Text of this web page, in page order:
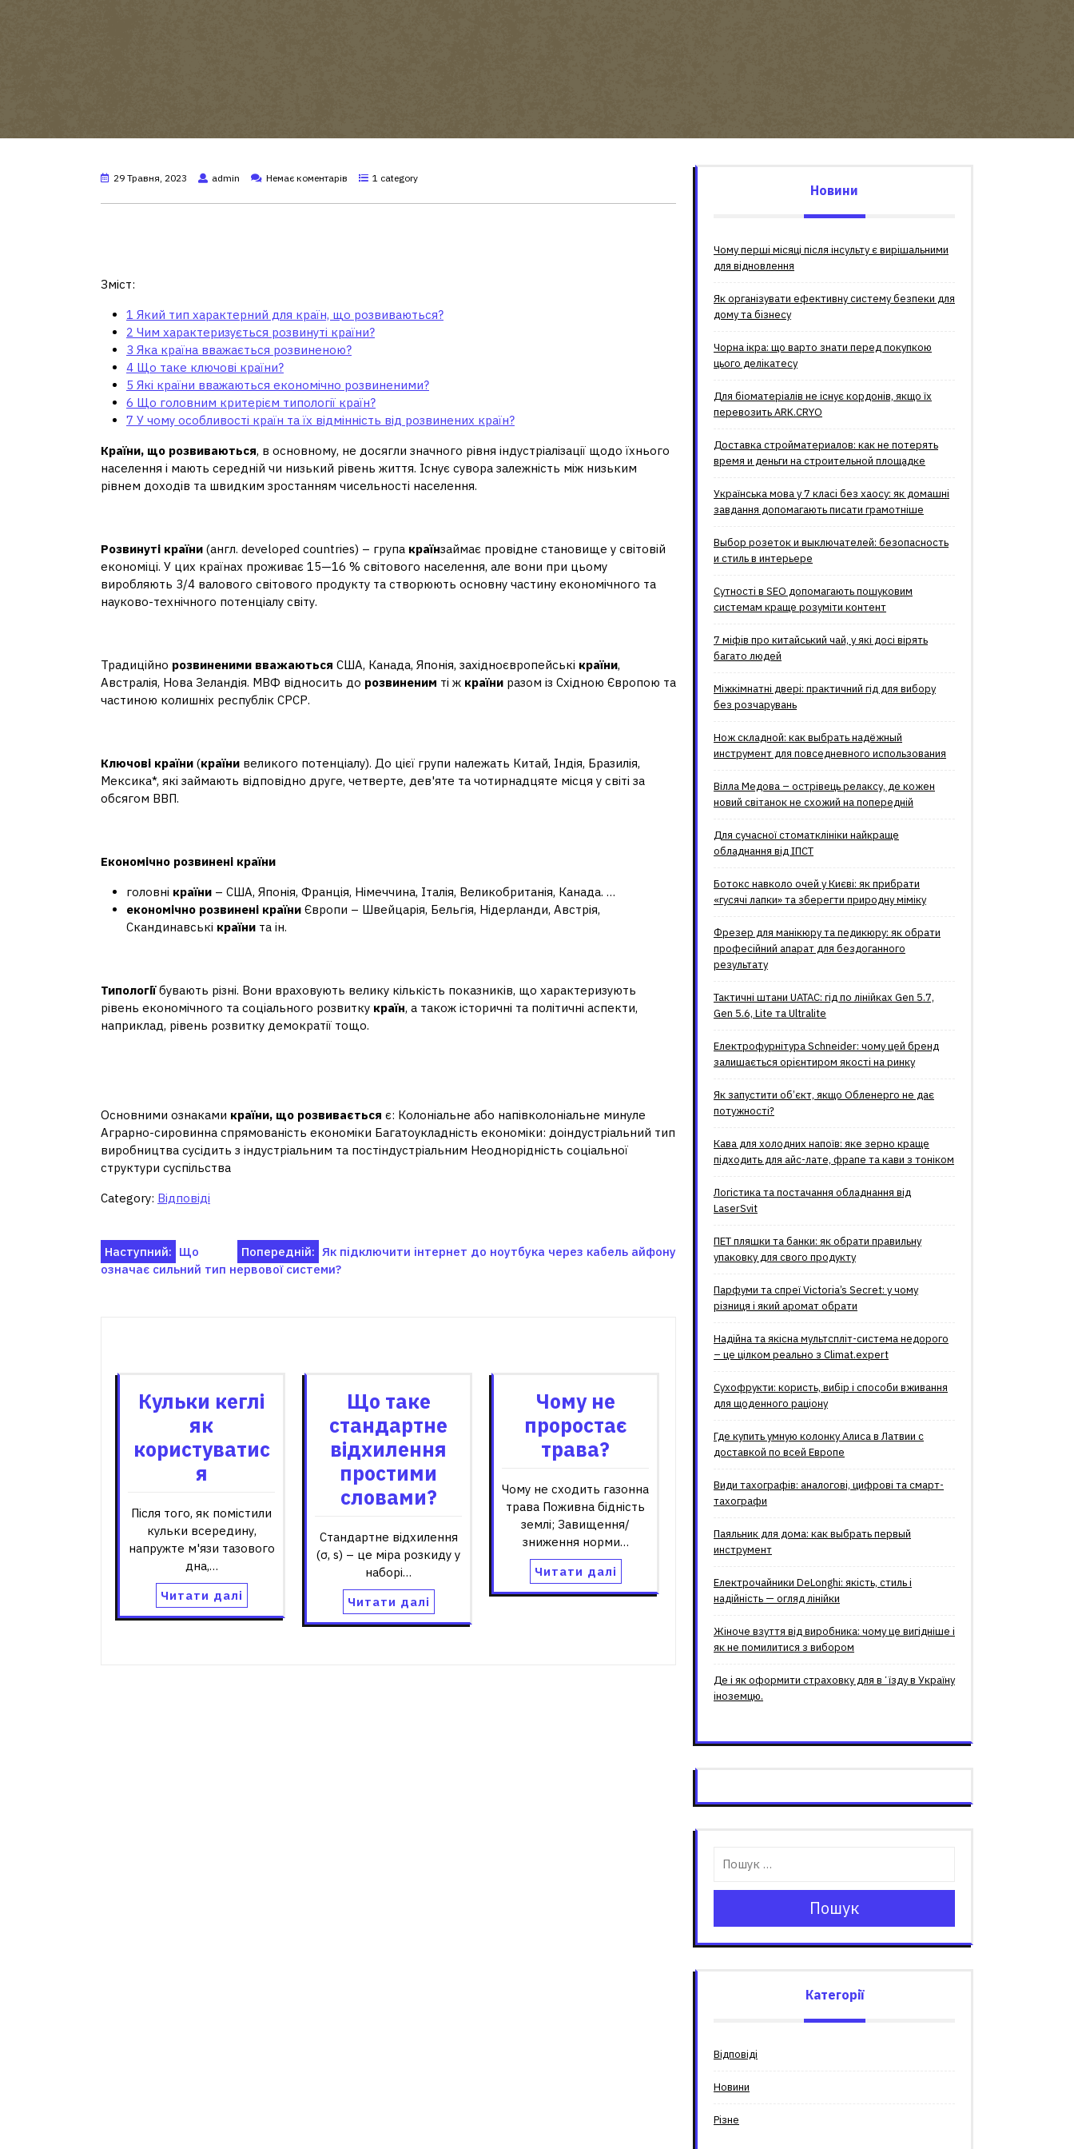
29 Травня, 2023 admin Немає коментарів 1 category
Зміст:
1 Який тип характерний для країн, що розвиваються?
2 Чим характеризується розвинуті країни?
3 Яка країна вважається розвиненою?
4 Що таке ключові країни?
5 Які країни вважаються економічно розвиненими?
6 Що головним критерієм типології країн?
7 У чому особливості країн та їх відмінність від розвинених країн?
Країни, що розвиваються, в основному, не досягли значного рівня індустріалізації щодо їхнього
населення і мають середній чи низький рівень життя. Існує сувора залежність між низьким
рівнем доходів та швидким зростанням чисельності населення.
Розвинуті країни (англ. developed countries) – група країнзаймає провідне становище у світовій
економіці. У цих країнах проживає 15—16 % світового населення, але вони при цьому
виробляють 3/4 валового світового продукту та створюють основну частину економічного та
науково-технічного потенціалу світу.
Традиційно розвиненими вважаються США, Канада, Японія, західноєвропейські країни,
Австралія, Нова Зеландія. МВФ відносить до розвиненим ті ж країни разом із Східною Європою та
частиною колишніх республік СРСР.
Ключові країни (країни великого потенціалу). До цієї групи належать Китай, Індія, Бразилія,
Мексика*, які займають відповідно друге, четверте, дев'яте та чотирнадцяте місця у світі за
обсягом ВВП.
Економічно розвинені країни
головні країни – США, Японія, Франція, Німеччина, Італія, Великобританія, Канада. …
економічно розвинені країни Європи – Швейцарія, Бельгія, Нідерланди, Австрія,
Скандинавські країни та ін.
Типологіїбувають різні. Вони враховують велику кількість показників, що характеризують
рівень економічного та соціального розвитку країн, а також історичні та політичні аспекти,
наприклад, рівень розвитку демократії тощо.
Основними ознаками країни, що розвивається є: Колоніальне або напівколоніальне минуле
Аграрно-сировинна спрямованість економіки Багатоукладність економіки: доіндустріальний тип
виробництва сусідить з індустріальним та постіндустріальним Неоднорідність соціальної
структури суспільства
Category: Відповіді
Навігація
Попередній: Як підключити інтернет до ноутбука через кабель айфону
Наступний: Що
означає сильний тип нервової системи?
Кульки кеглі
як
користуватис
я
Після того, як помістили
кульки всередину,
напружте м'язи тазового
дна,…
Читати далі
Що таке
стандартне
відхилення
простими
словами?
Стандартне відхилення
(σ, s) – це міра розкиду у
наборі…
Читати далі
Чому не
проростає
трава?
Чому не сходить газонна
трава Поживна бідність
землі; Завищення/
зниження норми…
Читати далі
Новини
Чому перші місяці після інсульту є вирішальними
для відновлення
Як організувати ефективну систему безпеки для
дому та бізнесу
Чорна ікра: що варто знати перед покупкою
цього делікатесу
Для біоматеріалів не існує кордонів, якщо їх
перевозить ARK.CRYO
Доставка стройматериалов: как не потерять
время и деньги на строительной площадке
Українська мова у 7 класі без хаосу: як домашні
завдання допомагають писати грамотніше
Выбор розеток и выключателей: безопасность
и стиль в интерьере
Сутності в SEO допомагають пошуковим
системам краще розуміти контент
7 міфів про китайський чай, у які досі вірять
багато людей
Міжкімнатні двері: практичний гід для вибору
без розчарувань
Нож складной: как выбрать надёжный
инструмент для повседневного использования
Вілла Медова – острівець релаксу, де кожен
новий світанок не схожий на попередній
Для сучасної стоматклініки найкраще
обладнання від ІПСТ
Ботокс навколо очей у Києві: як прибрати
«гусячі лапки» та зберегти природну міміку
Фрезер для манікюру та педикюру: як обрати
професійний апарат для бездоганного
результату
Тактичні штани UATAC: гід по лінійках Gen 5.7,
Gen 5.6, Lite та Ultralite
Електрофурнітура Schneider: чому цей бренд
залишається орієнтиром якості на ринку
Як запустити об’єкт, якщо Обленерго не дає
потужності?
Кава для холодних напоїв: яке зерно краще
підходить для айс-лате, фрапе та кави з тоніком
Логістика та постачання обладнання від
LaserSvit
ПЕТ пляшки та банки: як обрати правильну
упаковку для свого продукту
Парфуми та спреї Victoria’s Secret: у чому
різниця і який аромат обрати
Надійна та якісна мультспліт-система недорого
– це цілком реально з Climat.еxpert
Сухофрукти: користь, вибір і способи вживання
для щоденного раціону
Где купить умную колонку Алиса в Латвии с
доставкой по всей Европе
Види тахографів: аналогові, цифрові та смарт-
тахографи
Паяльник для дома: как выбрать первый
инструмент
Електрочайники DeLonghi: якість, стиль і
надійність — огляд лінійки
Жіноче взуття від виробника: чому це вигідніше і
як не помилитися з вибором
Де і як оформити страховку для вʼїзду в Україну
іноземцю.
Пошук
Категорії
Відповіді
Новини
Різне